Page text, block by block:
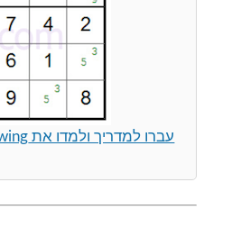
עברו למדריך ולמדו את x-wing